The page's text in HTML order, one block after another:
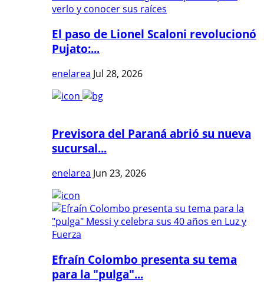
El paso de Lionel Scaloni revolucionó
Pujato:...
enelarea Jul 28, 2026
Previsora del Paraná abrió su nueva
sucursal...
enelarea Jun 23, 2026
Efraín Colombo presenta su tema
para la "pulga"...